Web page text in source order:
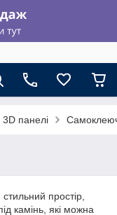
панелі
простір,
камінь, які можна